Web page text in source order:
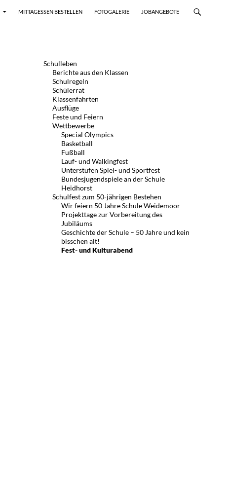
MITTAGESSEN BESTELLEN FOTOGALERIE JOBANGEBOTE
Schulleben
Berichte aus den Klassen
Schulregeln
Schülerrat
Klassenfahrten
Ausflüge
Feste und Feiern
Wettbewerbe
Special Olympics
Basketball
Fußball
Lauf- und Walkingfest
Unterstufen Spiel- und Sportfest
Bundesjugendspiele an der Schule
Heidhorst
Schulfest zum 50-jährigen Bestehen
Wir feiern 50 Jahre Schule Weidemoor
Projekttage zur Vorbereitung des
Jubiläums
Geschichte der Schule – 50 Jahre und kein
bisschen alt!
Fest- und Kulturabend